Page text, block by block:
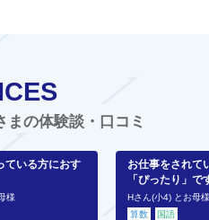
まの体験談・口コミ
ている方におす
様
お仕事をされて
「ぴったり」で
Hさん(小4) とお母
算数
国語